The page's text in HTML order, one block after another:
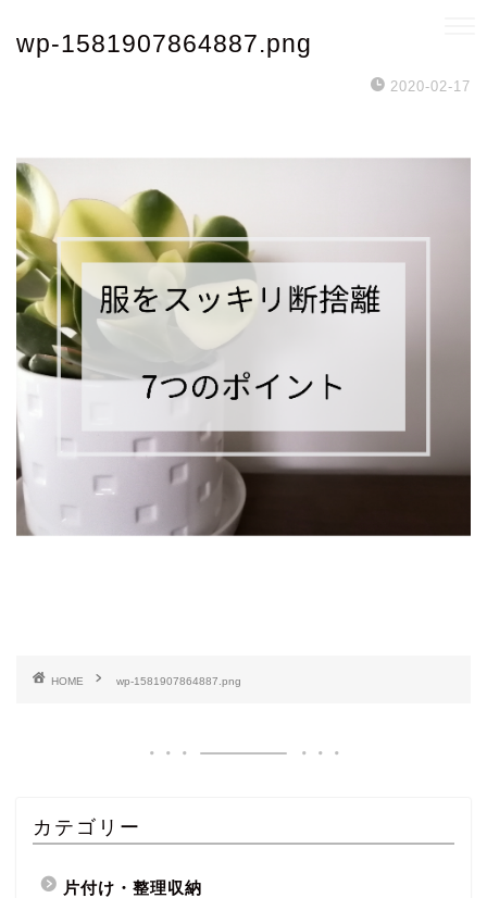
wp-1581907864887.png
2020-02-17
HOME wp-1581907864887.png
カテゴリー
片付け・整理収納